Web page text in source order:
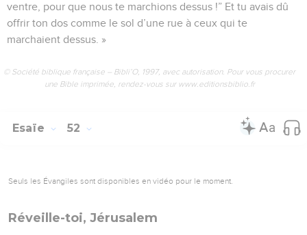
ventre, pour que nous te marchions dessus !” Et tu avais dû
offrir ton dos comme le sol d’une rue à ceux qui te
marchaient dessus. »
© Société biblique française – Bibli’O, 1997, avec autorisation. Pour vous procurer
une Bible imprimée, rendez-vous sur www.editionsbiblio.fr
Esaïe 52
Seuls les Évangiles sont disponibles en vidéo pour le moment.
Réveille-toi, Jérusalem